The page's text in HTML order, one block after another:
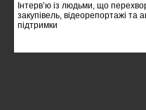
Інтерв’ю із людьми, що
закупівель, відеорепортажі та
підтримки